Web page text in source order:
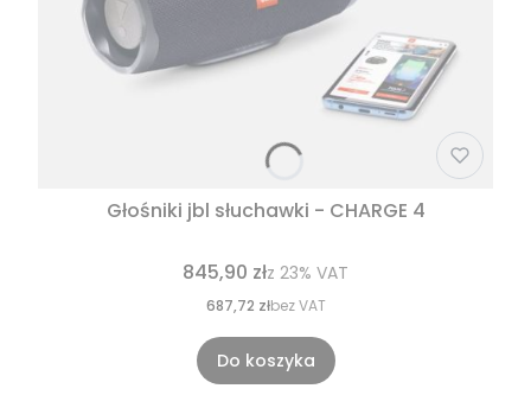
Głośniki jbl słuchawki - CHARGE 4
845,90 złz 23% VAT
687,72 złbez VAT
Do koszyka